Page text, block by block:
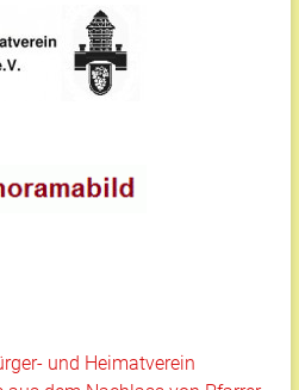
und Heimatverein